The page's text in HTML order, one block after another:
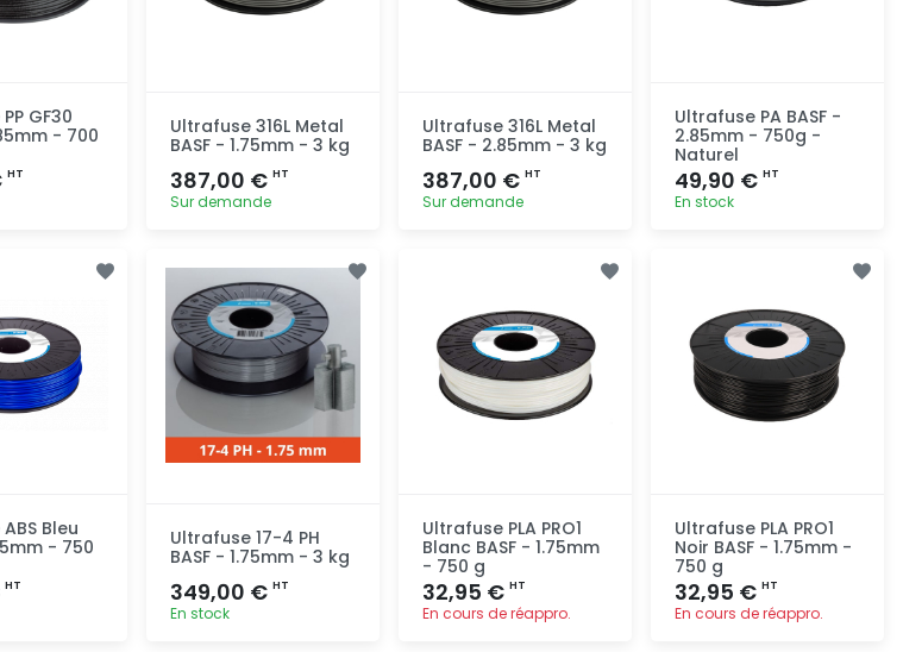
GF30
- 700
HT
Ultrafuse 316L Metal
BASF - 1.75mm - 3 kg
387,00 €HT
Sur demande
rapide
Ultrafuse 316L Metal
BASF - 2.85mm - 3 kg
387,00 €HT
Sur demande
Ultrafuse PA BASF -
2.85mm - 750g -
Naturel
49,90 €HT
En stock
Bleu
- 750
HT
Ultrafuse 17-4 PH
BASF - 1.75mm - 3 kg
349,00 €HT
En stock
Ultrafuse PLA PRO1
Blanc BASF - 1.75mm
- 750 g
32,95 €HT
En cours de réappro.
Ultrafuse PLA PRO1
Noir BASF - 1.75mm -
750 g
32,95 €HT
En cours de réappro.